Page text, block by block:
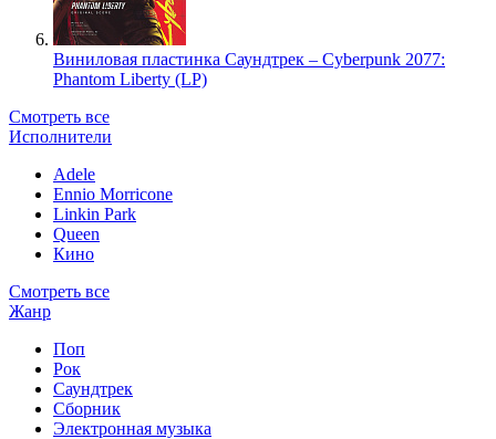
Виниловая пластинка Саундтрек – Cyberpunk 2077:
Phantom Liberty (LP)
Смотреть все
Исполнители
Adele
Ennio Morricone
Linkin Park
Queen
Кино
Смотреть все
Жанр
Поп
Рок
Саундтрек
Сборник
Электронная музыка